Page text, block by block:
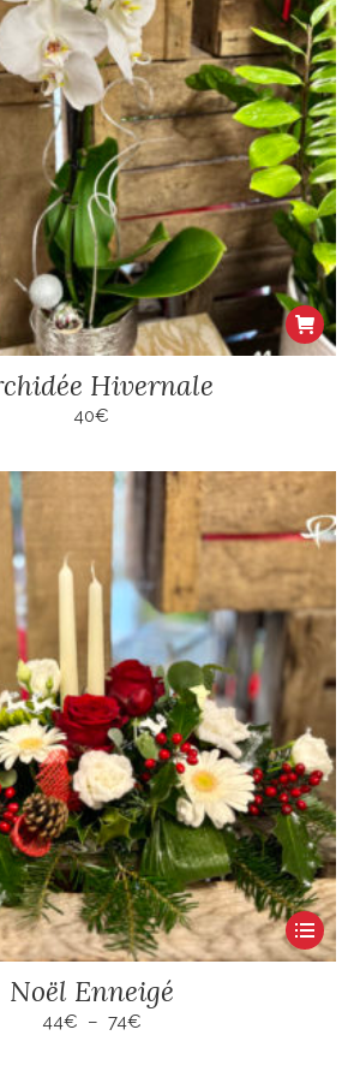
Hivernale
40€
Ce
produit
Noël Enneigé
44€ – 74€Plage